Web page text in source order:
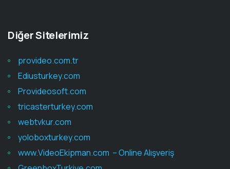
Diğer Sitelerimiz
provideo.com.tr
Ediusturkey.com
Provideosoft.com
tricasterturkey.com
webtvkur.com
yoloboxturkey.com
www.VideoEkipman.com – Online Alışveriş